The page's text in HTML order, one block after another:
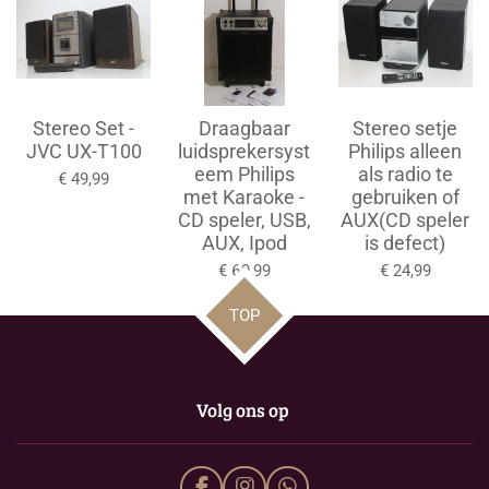
Stereo Set -
JVC UX-T100
€ 49,99
Draagbaar
luidsprekersyst
eem Philips
met Karaoke -
CD speler, USB,
AUX, Ipod
€ 69,99
Stereo setje
Philips alleen
als radio te
gebruiken of
AUX(CD speler
is defect)
€ 24,99
TOP
Volg ons op